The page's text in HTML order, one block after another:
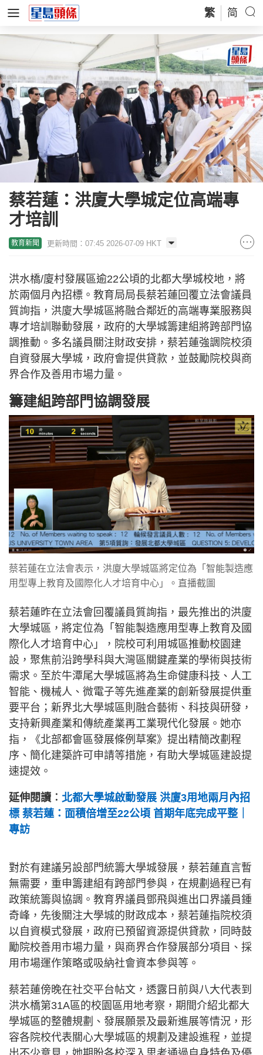
繁 简
蔡若蓮：洪廈大學城定位高端專
才培訓
教育新聞 更新時間：07:45 2026-07-09 HKT
洪水橋/廈村發展區逾22公頃的北都大學城校地，將
於兩個月內招標。教育局局長蔡若蓮回覆立法會議員
質詢指，洪廈大學城區將融合鄰近的高端專業服務與
專才培訓聯動發展，政府的大學城籌建組將跨部門協
調推動。多名議員關注財政安排，蔡若蓮強調院校須
自資發展大學城，政府會提供貸款，並鼓勵院校與商
界合作及善用市場力量。
籌建組跨部門協調發展
蔡若蓮在立法會表示，洪廈大學城區將定位為「智能製造應
用型專上教育及國際化人才培育中心」。直播截圖
蔡若蓮昨在立法會回覆議員質詢指，最先推出的洪廈
大學城區，將定位為「智能製造應用型專上教育及國
際化人才培育中心」，院校可利用城區推動校園建
設，聚焦前沿跨學科與大灣區關鍵產業的學術與技術
需求。至於牛潭尾大學城區將為生命健康科技、人工
智能、機械人、微電子等先進產業的創新發展提供重
要平台；新界北大學城區則融合藝術、科技與研發，
支持新興產業和傳統產業再工業現代化發展。她亦
指，《北部都會區發展條例草案》提出精簡改劃程
序、簡化建築許可申請等措施，有助大學城區建設提
速提效。
延伸閱讀︰ 北都大學城啟動發展 洪廈3用地兩月內招
標 蔡若蓮：面積倍增至22公頃 首期年底完成平整｜
專訪
對於有建議另設部門統籌大學城發展，蔡若蓮直言暫
無需要，重申籌建組有跨部門參與，在規劃過程已有
政策統籌與協調。教育界議員鄧飛與進出口界議員鍾
奇峰，先後關注大學城的財政成本，蔡若蓮指院校須
以自資模式發展，政府已預留資源提供貸款，同時鼓
勵院校善用市場力量，與商界合作發展部分項目、採
用市場運作策略或吸納社會資本參與等。
蔡若蓮傍晚在社交平台帖文，透露日前與八大代表到
洪水橋第31A區的校園區用地考察，期間介紹北都大
學城區的整體規劃、發展願景及最新進展等情況，形
容各院校代表關心大學城區的規劃及建設進程，並提